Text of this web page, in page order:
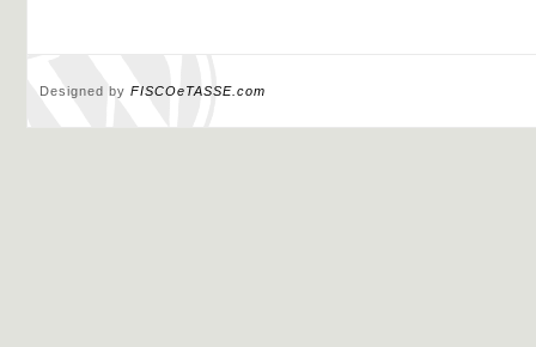
Designed by FISCOeTASSE.com